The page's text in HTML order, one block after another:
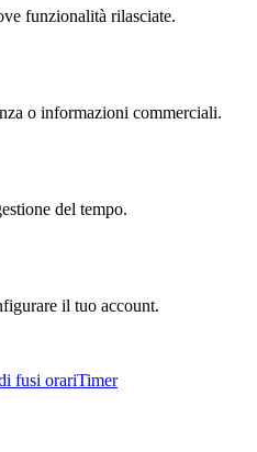
funzionalità rilasciate.
o informazioni commerciali.
del tempo.
il tuo account.
fusi orariTimer